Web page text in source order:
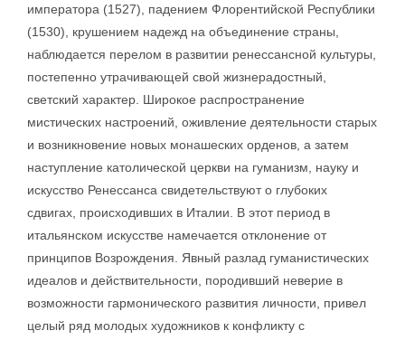
императора (1527), падением Флорентийской Республики
(1530), крушением надежд на объединение страны,
наблюдается перелом в развитии ренессансной культуры,
постепенно утрачивающей свой жизнерадостный,
светский характер. Широкое распространение
мистических настроений, оживление деятельности старых
и возникновение новых монашеских орденов, а затем
наступление католической церкви на гуманизм, науку и
искусство Ренессанса свидетельствуют о глубоких
сдвигах, происходивших в Италии. В этот период в
итальянском искусстве намечается отклонение от
принципов Возрождения. Явный разлад гуманистических
идеалов и действительности, породивший неверие в
возможности гармонического развития личности, привел
целый ряд молодых художников к конфликту с